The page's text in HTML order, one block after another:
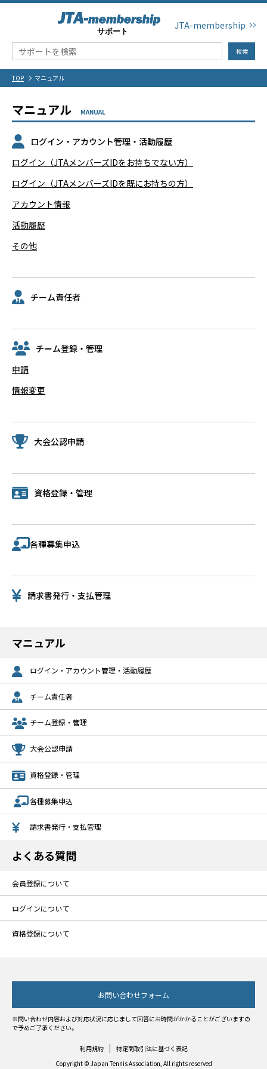
検索
JTA-membership
TOP マニュアル
マニュアル MANUAL
ログイン・アカウント管理・活動履歴
ログイン（JTAメンバーズIDをお持ちでない方）
ログイン（JTAメンバーズIDを既にお持ちの方）
アカウント情報
活動履歴
その他
チーム責任者
チーム登録・管理
申請
情報変更
大会公認申請
資格登録・管理
各種募集申込
請求書発行・支払管理
マニュアル
ログイン・アカウント管理・活動履歴
チーム責任者
チーム登録・管理
大会公認申請
資格登録・管理
各種募集申込
請求書発行・支払管理
よくある質問
会員登録について
ログインについて
資格登録について
お問い合わせフォーム
※問い合わせ内容および対応状況に応じまして回答にお時間がかかることがございますの
で予めご了承ください。
利用規約
特定商取引法に基づく表記
Copyright © Japan Tennis Association, All rights reserved